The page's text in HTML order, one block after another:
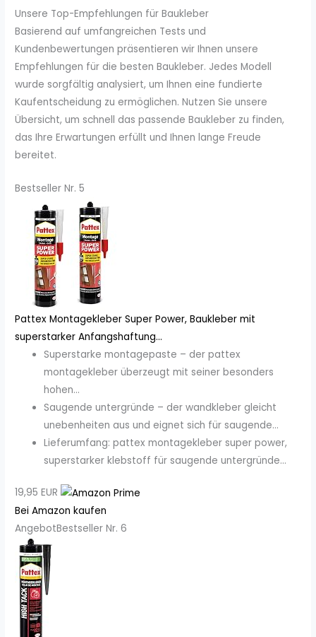
Unsere Top-Empfehlungen für Baukleber
Basierend auf umfangreichen Tests und
Kundenbewertungen präsentieren wir Ihnen unsere
Empfehlungen für die besten Baukleber. Jedes Modell
wurde sorgfältig analysiert, um Ihnen eine fundierte
Kaufentscheidung zu ermöglichen. Nutzen Sie unsere
Übersicht, um schnell das passende Baukleber zu finden,
das Ihre Erwartungen erfüllt und Ihnen lange Freude
bereitet.
Bestseller Nr. 5
Pattex Montagekleber Super Power, Baukleber mit
superstarker Anfangshaftung...
Superstarke montagepaste – der pattex
montagekleber überzeugt mit seiner besonders
hohen...
Saugende untergründe – der wandkleber gleicht
unebenheiten aus und eignet sich für saugende...
Lieferumfang: pattex montagekleber super power,
superstarker klebstoff für saugende untergründe...
19,95 EUR
Bei Amazon kaufen
AngebotBestseller Nr. 6